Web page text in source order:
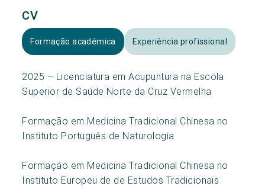
CV
Formação académica Experiência profissional
2025 – Licenciatura em Acupuntura na Escola
Superior de Saúde Norte da Cruz Vermelha
Formação em Medicina Tradicional Chinesa no
Instituto Português de Naturologia
Formação em Medicina Tradicional Chinesa no
Instituto Europeu de de Estudos Tradicionais